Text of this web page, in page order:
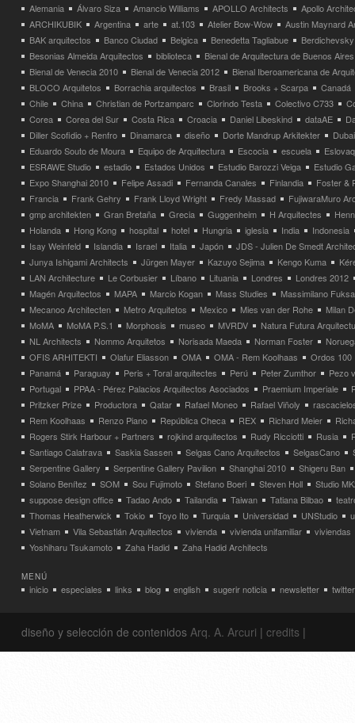
Alemania
Álvaro Siza Amancio Williams APOLLO Architects
Apollo
ARCHIKUBIK
Argentina arte at.103 Atelier Bow-Wow
Austin Maynard
BAK arquitectos
Banco Ciudad Belgica Benedetta Tagliabue
Besonias Almeida Arquitectos
biblioteca
Bienal de Arquitectura de Buenos Aires
Bienal de Venecia 2010
Bienal de Venecia 2012
Bienal Iberoamericana de
BLOCO Arquitetos
Borrachia arquitectos Brasil Brooks + Scarpa
Canadá
Chile
China Christian de Portzamparc Clorindo Testa Colectivo C733
Corea
Corea del Sur Costa Rica Croacia Daniel Libeskind dataAE
Diller Scofidio + Renfro
Dinamarca diseño Dorte Mandrup Arkitekter
Dubai
Eduardo Souto de Moura
Equipo de Arquitectura Escocia escuela
ESRAWE Studio
estadio Estados Unidos Estudio Barozzi Veiga
Estudio
Expo Shanghai 2010
Felipe Assadi Fernanda Canales Finlandia
Foster &
Francia
Frank Gehry Frank Lloyd Wright Fredy Massad
FujiwaraMuro
gmp architekten
Gran Bretaña Grecia Guggenheim H Arquitectes
Holanda
Hong Kong hospital hotel Hungria iglesia India
Indonesia
Isay Weinfeld
Islandia Israel Italia Japón
JDS - Julien De Smedt
Junya Ishigami Architects
Jürgen Mayer Kazuyo Sejima Kengo Kuma
LAN Architecture
Le Corbusier Líbano Lituania Londres
Londres 2012
Magén Arquitectos
MAPA Marcio Kogan Mass Studies
Massimilano
Mecanoo Architecten
Metro Arquitetos Mexico Mies van der Rohe
Milan
MoMA
MoMA P.S.1 Morphosis museo MVRDV
Natura Futura
NL Architects
Nommo Arquitetos Norisada Maeda Norman Foster
OFIS ARHITEKTI
Olafur Eliasson OMA OMA - Rem Koolhaas
Ordos 100
Panamá
Paraguay Peris + Toral arquitectes Perú Peter Zumthor
Pezo
Portugal
PPAA - Pérez Palacios Arquitectos Asociados Praemium Imperiale
Pritzker Prize
Productora Qatar Rafael Moneo Rafael Viñoly
Rem Koolhaas
Renzo Piano República Checa REX Richard Meier
Rogers Stirk Harbour + Partners
rojkind arquitectos Rudy Ricciotti Rusia
Santiago Calatrava
Saskia Sassen Selgas Cano Arquitectos SelgasCano
Serpentine Gallery
Serpentine Gallery Pavilion Shanghai 2010
Shigeru Ban
Solano Benítez
SOM Sou Fujimoto Stefano Boeri Steven Holl
Studio
suppose design office
Tadao Ando Tailandia Taiwan Tatiana Bilbao
Thomas Heatherwick
Tokio Toyo Ito Turquia Universidad UNStudio
Vietnam
Vila Sebastián Arquitectos vivienda vivienda unifamiliar
viviendas
Yoshiharu Tsukamoto
Zaha Hadid Zaha Hadid Architects
MENÚ
inicio especiales links blog english sugerir noticia newsletter twitter
diseño y selección de contenidos Arq. A. Arcuri | credits |